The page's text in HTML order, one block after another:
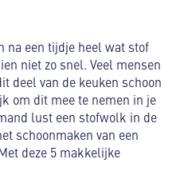
na een tijdje heel wat stof
niet zo snel. Veel mensen
deel van de keuken schoon
om dit mee te nemen in je
lust een stofwolk in de
schoonmaken van een
deze 5 makkelijke